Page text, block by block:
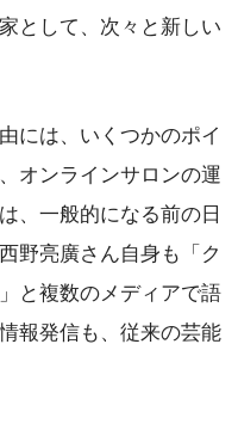
として、次々と新しい
には、いくつかのポイ
オンラインサロンの運
、一般的になる前の日
野亮廣さん自身も「ク
と複数のメディアで語
報発信も、従来の芸能